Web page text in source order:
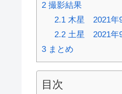
2 撮影結果
2.1木星 2021年
2.2土星 2021年
3 まとめ
目次